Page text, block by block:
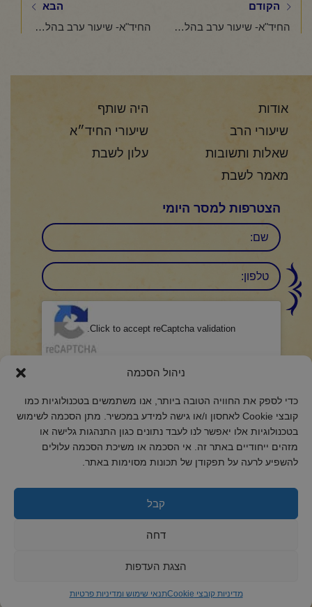
ניהול הסכמה
כדי לספק את החוויה הטובה ביותר, אנו משתמשים בטכנולוגיות כמו
קובצי Cookie לאחסון ו/או גישה למידע במכשיר. מתן הסכמה לשימוש
בטכנולוגיות אלו יאפשר לנו לעבד נתונים כגון התנהגות גלישה או
מזהים ייחודיים באתר זה. אי הסכמה או משיכת הסכמה עלולים
להשפיע לרעה על תפקודן של תכונות מסוימות באתר.
קבל
דחה
הצגת העדפות
מדיניות קובצי Cookie תנאי שימוש ומדיניות פרטיות
הקודם
החיד"א- שיעור ערב בהלכה ובאגדה-אור לא' תמוז תשפ"ו
הבא
החיד"א- שיעור ערב בהלכה ובאגדה אור ל-ב תמוז תשפ"ו
אודות
היה שותף
שיעורי הרב
שיעורי החיד״א
שאלות ותשובות
עלון לשבת
מאמר לשבת
הצטרפות למסר היומי
שם
טלפון:
Click to accept reCaptcha validation.
מדיניות קובצי Cookie
ד